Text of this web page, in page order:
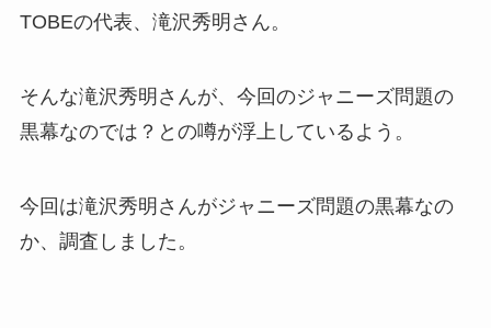
TOBEの代表、滝沢秀明さん。
そんな滝沢秀明さんが、今回のジャニーズ問題の
黒幕なのでは？との噂が浮上しているよう。
今回は滝沢秀明さんがジャニーズ問題の黒幕なの
か、調査しました。